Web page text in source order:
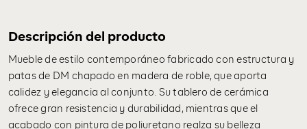
Descripción del producto
Mueble de estilo contemporáneo fabricado con estructura y
patas de DM chapado en madera de roble, que aporta
calidez y elegancia al conjunto. Su tablero de cerámica
ofrece gran resistencia y durabilidad, mientras que el
acabado con pintura de poliuretano realza su belleza